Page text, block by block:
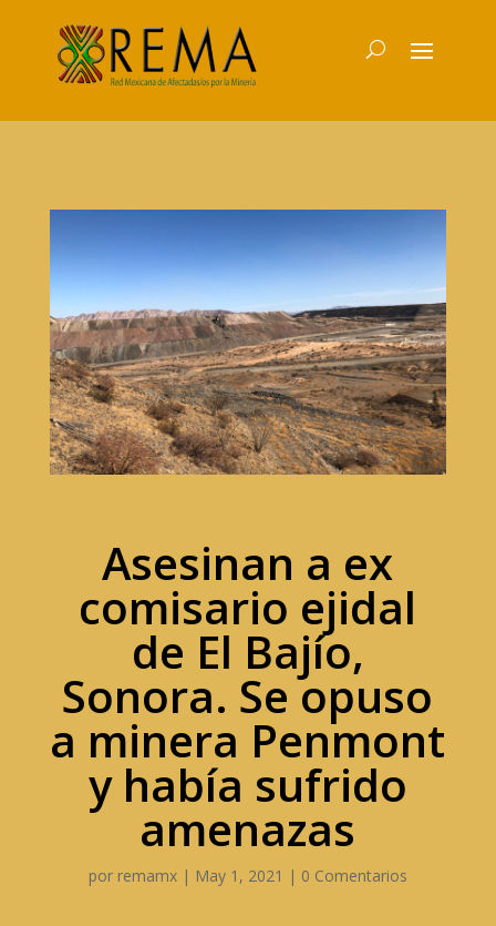
Asesinan a ex
comisario ejidal
de El Bajío,
Sonora. Se opuso
a minera Penmont
y había sufrido
amenazas
por remamx| May 1, 2021 | 0 Comentarios